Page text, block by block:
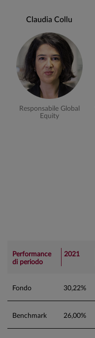
Claudia Collu
Responsabile Global
Equity
Performance
di periodo
2021
Fondo 30,22%
Benchmark 26,00%